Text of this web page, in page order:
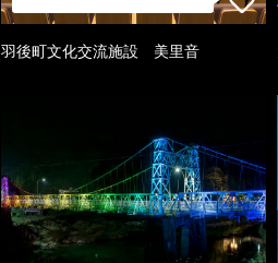
羽後町文化交流施設 美里音